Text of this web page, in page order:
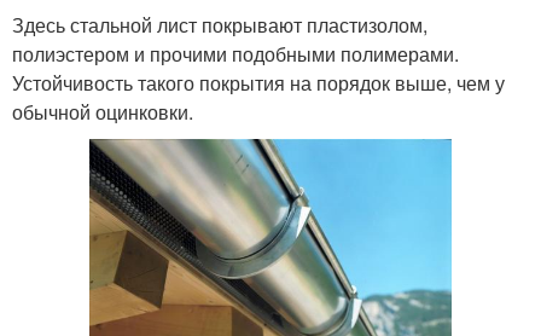
Здесь стальной лист покрывают пластизолом,
полиэстером и прочими подобными полимерами.
Устойчивость такого покрытия на порядок выше, чем у
обычной оцинковки.